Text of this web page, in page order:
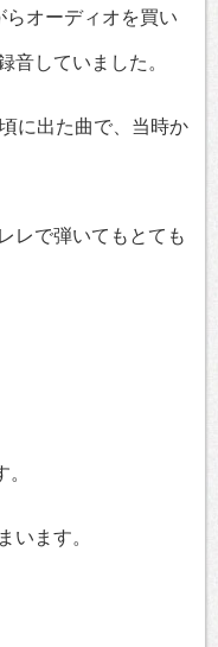
オーディオを買い
音していました。
に出た曲で、当時か
レで弾いてもとても
います。